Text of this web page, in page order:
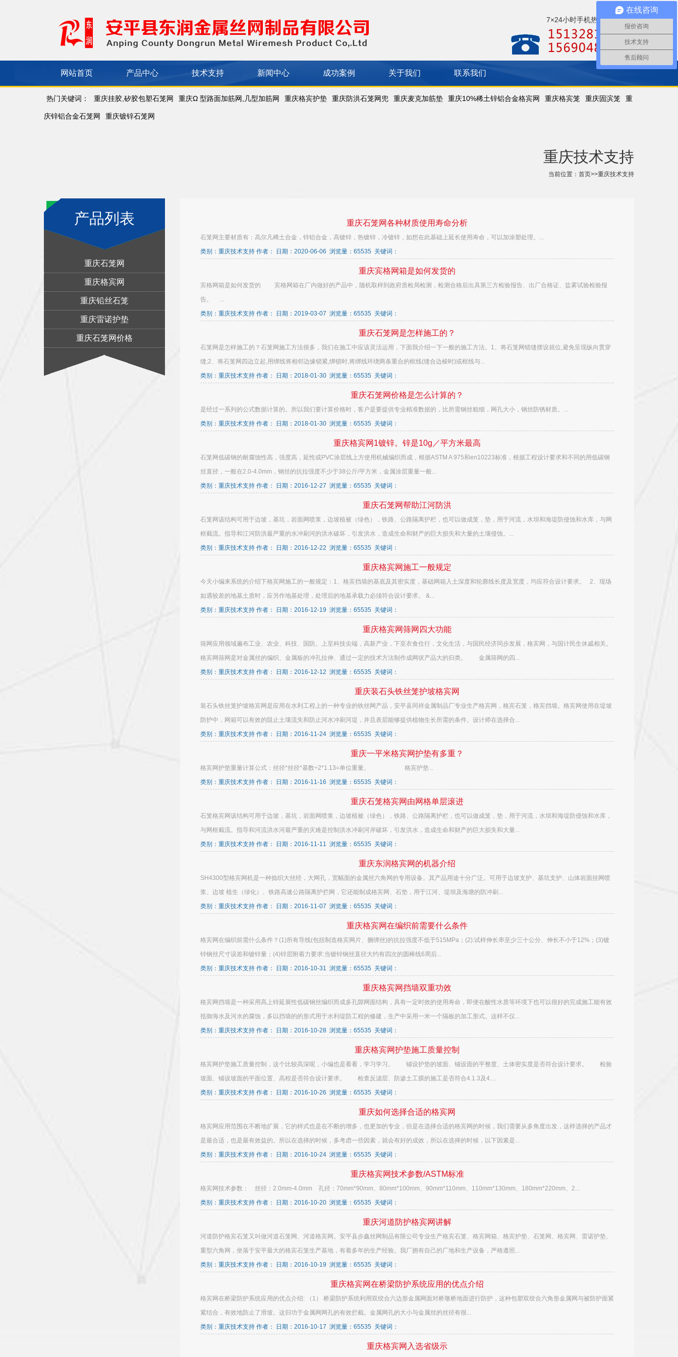
7×24小时手机热线：
网站首页 产品中心 技术支持 新闻中心 成功案例 关于我们 联系我们
热门关键词： 重庆挂胶,矽胶包塑石笼网 重庆Ω 型路面加筋网,几型加筋网 重庆格宾护垫 重庆防洪石笼网兜 重庆麦克加筋垫 重庆10%稀土锌铝合金格宾网 重庆格宾笼 重庆固滨笼 重
庆锌铝合金石笼网 重庆镀锌石笼网
重庆技术支持
当前位置： 首页>>重庆技术支持
产品列表
重庆石笼网
重庆格宾网
重庆铅丝石笼
重庆雷诺护垫
重庆石笼网价格
重庆石笼网各种材质使用寿命分析
石笼网主要材质有：高尔凡稀土合金，锌铝合金，高镀锌，热镀锌，冷镀锌，如想在此基础上延长使用寿命，可以加涂塑处理。...
类别：重庆技术支持 作者： 日期：2020-06-06 浏览量：65535 关键词：
重庆宾格网箱是如何发货的
宾格网箱是如何发货的 宾格网箱在厂内做好的产品中，随机取样到政府质检局检测，检测合格后出具第三方检验报告、出厂合格证、盐雾试验检验报
告。 ...
类别：重庆技术支持 作者： 日期：2019-03-07 浏览量：65535 关键词：
重庆石笼网是怎样施工的？
石笼网是怎样施工的？石笼网施工方法很多，我们在施工中应该灵活运用，下面我介绍一下一般的施工方法。1、将石笼网错缝摆设就位,避免呈现纵向贯穿
缝;2、将石笼网四边立起,用绑线将相邻边缘锁紧,绑锁时,将绑线环绕两条重合的框线(缝合边棱时)或框线与...
类别：重庆技术支持 作者： 日期：2018-01-30 浏览量：65535 关键词：
重庆石笼网价格是怎么计算的？
是经过一系列的公式数据计算的。所以我们要计算价格时，客户是要提供专业精准数据的，比所需钢丝粗细，网孔大小，钢丝防锈材质。...
类别：重庆技术支持 作者： 日期：2018-01-30 浏览量：65535 关键词：
重庆格宾网1镀锌。锌是10g／平方米最高
石笼网低碳钢的耐腐蚀性高，强度高，延性或PVC涂层线上方使用机械编织而成，根据ASTM A 975和en10223标准，根据工程设计要求和不同的用低碳钢
丝直径，一般在2.0-4.0mm，钢丝的抗拉强度不少于38公斤/平方米，金属涂层重量一般...
类别：重庆技术支持 作者： 日期：2016-12-27 浏览量：65535 关键词：
重庆石笼网帮助江河防洪
石笼网该结构可用于边坡，基坑，岩面网喷浆，边坡植被（绿色），铁路、公路隔离护栏，也可以做成笼，垫，用于河流，水坝和海堤防侵蚀和水库，与网
框截流。指导和江河防洪最严重的水冲刷河的洪水破坏，引发洪水，造成生命和财产的巨大损失和大量的土壤侵蚀。...
类别：重庆技术支持 作者： 日期：2016-12-22 浏览量：65535 关键词：
重庆格宾网施工一般规定
今天小编来系统的介绍下格宾网施工的一般规定：1、格宾挡墙的基底及其密实度，基础网箱入土深度和轮廓线长度及宽度，均应符合设计要求。 2、现场
如遇较差的地基土质时，应另作地基处理，处理后的地基承载力必须符合设计要求。 &...
类别：重庆技术支持 作者： 日期：2016-12-19 浏览量：65535 关键词：
重庆格宾网筛网四大功能
筛网应用领域遍布工业、农业、科技、国防。上至科技尖端，高新产业，下至衣食住行，文化生活，与国民经济同步发展，格宾网，与国计民生休戚相关。
格宾网筛网是对金属丝的编织、金属板的冲孔拉伸、通过一定的技术方法制作成网状产品大的归类。 金属筛网的四...
类别：重庆技术支持 作者： 日期：2016-12-12 浏览量：65535 关键词：
重庆装石头铁丝笼护坡格宾网
装石头铁丝笼护坡格宾网是应用在水利工程上的一种专业的铁丝网产品，安平县同祥金属制品厂专业生产格宾网，格宾石笼，格宾挡墙。格宾网使用在堤坡
防护中，网箱可以有效的阻止土壤流失和防止河水冲刷河堤，并且表层能够提供植物生长所需的条件。设计师在选择合...
类别：重庆技术支持 作者： 日期：2016-11-24 浏览量：65535 关键词：
重庆一平米格宾网护垫有多重？
格宾网护垫重量计算公式：丝径*丝径*基数÷2*1.13=单位重量。 格宾护垫...
类别：重庆技术支持 作者： 日期：2016-11-16 浏览量：65535 关键词：
重庆石笼格宾网由网格单层滚进
石笼格宾网该结构可用于边坡，基坑，岩面网喷浆，边坡植被（绿色），铁路、公路隔离护栏，也可以做成笼，垫，用于河流，水坝和海堤防侵蚀和水库，
与网框截流。指导和河流洪水河最严重的灾难是控制洪水冲刷河岸破坏，引发洪水，造成生命和财产的巨大损失和大量...
类别：重庆技术支持 作者： 日期：2016-11-11 浏览量：65535 关键词：
重庆东润格宾网的机器介绍
SH4300型格宾网机是一种捻织大丝经，大网孔，宽幅面的金属丝六角网的专用设备。其产品用途十分广泛。可用于边坡支护、基坑支护、山体岩面挂网喷
浆、边坡 植生（绿化）、铁路高速公路隔离护拦网，它还能制成格宾网、石垫，用于江河、堤坝及海塘的防冲刷...
类别：重庆技术支持 作者： 日期：2016-11-07 浏览量：65535 关键词：
重庆格宾网在编织前需要什么条件
格宾网在编织前需什么条件？(1)所有导线(包括制造格宾网片、捆绑丝)的抗拉强度不低于515MPa；(2):试样伸长率至少三十公分、伸长不小于12%；(3)镀
锌钢丝尺寸误差和镀锌量；(4)锌层附着力要求:当镀锌钢丝直径大约有四次的圆棒线6周后...
类别：重庆技术支持 作者： 日期：2016-10-31 浏览量：65535 关键词：
重庆格宾网挡墙双重功效
格宾网挡墙是一种采用高上锌延展性低碳钢丝编织而成多孔隙网面结构，具有一定时效的使用寿命，即便在酸性水质等环境下也可以很好的完成施工能有效
抵御海水及河水的腐蚀，多以挡墙的的形式用于水利堤防工程的修建，生产中采用一米一个隔板的加工形式。这样不仅...
类别：重庆技术支持 作者： 日期：2016-10-28 浏览量：65535 关键词：
重庆格宾网护垫施工质量控制
格宾网护垫施工质量控制，这个比较高深呢，小编也是看看，学习学习。 铺设护垫的坡面、铺设面的平整度、土体密实度是否符合设计要求。 检验
坡面、铺设坡面的平面位置、高程是否符合设计要求。 检查反滤层、防渗土工膜的施工是否符合4.1.3及4....
类别：重庆技术支持 作者： 日期：2016-10-26 浏览量：65535 关键词：
重庆如何选择合适的格宾网
格宾网应用范围在不断地扩展，它的样式也是在不断的增多，也更加的专业，但是在选择合适的格宾网的时候，我们需要从多角度出发，这样选择的产品才
是最合适，也是最有效益的。所以在选择的时候，多考虑一些因素，就会有好的成效，所以在选择的时候，以下因素是...
类别：重庆技术支持 作者： 日期：2016-10-24 浏览量：65535 关键词：
重庆格宾网技术参数/ASTM标准
格宾网技术参数： 丝径：2.0mm-4.0mm 孔径：70mm*90mm、80mm*100mm、90mm*110mm、110mm*130mm、180mm*220mm、2...
类别：重庆技术支持 作者： 日期：2016-10-20 浏览量：65535 关键词：
重庆河道防护格宾网讲解
河道防护格宾石笼又叫做河道石笼网、河道格宾网。安平县步鑫丝网制品有限公司专业生产格宾石笼、格宾网箱、格宾护垫、石笼网、格宾网、雷诺护垫、
重型六角网，坐落于安平最大的格宾石笼生产基地，有着多年的生产经验。我厂拥有自己的厂地和生产设备，严格遵照...
类别：重庆技术支持 作者： 日期：2016-10-19 浏览量：65535 关键词：
重庆格宾网在桥梁防护系统应用的优点介绍
格宾网在桥梁防护系统应用的优点介绍: （1） 桥梁防护系统利用双绞合六边形金属网面对桥墩桥地面进行防护，这种包塑双绞合六角形金属网与被防护面紧
紧结合，有效地防止了滑坡。这归功于金属网网孔的有效拦截。金属网孔的大小与金属丝的丝径有很...
类别：重庆技术支持 作者： 日期：2016-10-17 浏览量：65535 关键词：
重庆格宾网入选省级示
在线咨询
报价咨询
技术支持
售后顾问